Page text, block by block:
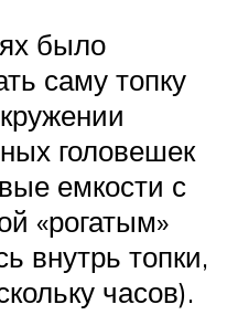
было
саму топку
головешек
емкости с
«рогатым»
внутрь топки,
часов).